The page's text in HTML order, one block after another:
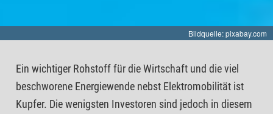
Bildquelle: pixabay.com
Ein wichtiger Rohstoff für die Wirtschaft und die viel
beschworene Energiewende nebst Elektromobilität ist
Kupfer. Die wenigsten Investoren sind jedoch in diesem